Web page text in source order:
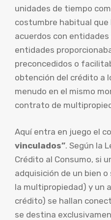
unidades de tiempo
costumbre habitual
acuerdos con
entidades
preconcedidos o
obtención del crédito a
menudo en el mismo
contrato de
Aquí entra en juego el
vinculados”. Según la
Crédito al Consumo, si
adquisición de un bien
la multipropiedad) y un
crédito) se hallan
se destina